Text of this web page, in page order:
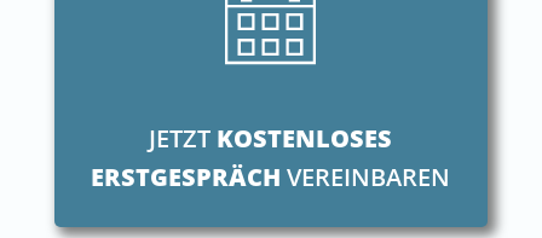
JETZT KOSTENLOSES
ERSTGESPRÄCH VEREINBAREN